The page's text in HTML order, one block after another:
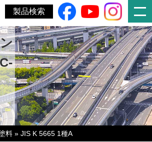
製品検索
料 »JIS K 5665 1種A